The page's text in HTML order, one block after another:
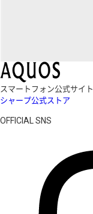
スマートフォン公式サイト
シャープ公式ストア
OFFICIAL SNS